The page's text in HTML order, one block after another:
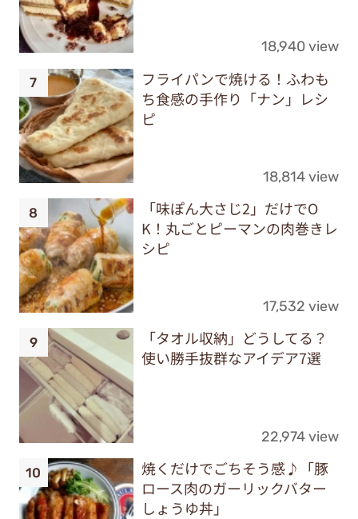
18,940 view
フライパンで焼ける！ふわも
ち食感の手作り「ナン」レシ
ピ
18,814 view
「味ぽん大さじ2」だけでO
K！丸ごとピーマンの肉巻きレ
シピ
17,532 view
「タオル収納」どうしてる？
使い勝手抜群なアイデア7選
22,974 view
焼くだけでごちそう感♪「豚
ロース肉のガーリックバター
しょうゆ丼」